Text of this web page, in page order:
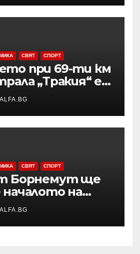
СВЯТ СПОРТ
при 69-ти км
„Тракия“ е
заради
пожар в
ALFA.BG
СВЯТ СПОРТ
Борнемут ще
началото на
Висшата лига
на лявото
ALFA.BG